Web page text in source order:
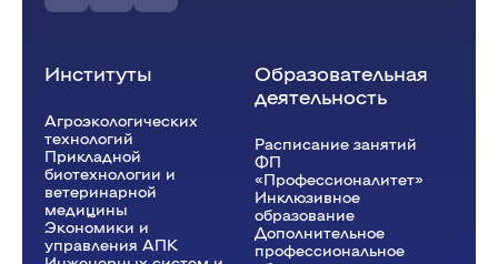
Институты
Агроэкологических
технологий
Прикладной
биотехнологии и
ветеринарной
медицины
Экономики и
управления АПК
Образовательная
деятельность
Расписание занятий
ФП
«Профессионалитет»
Инклюзивное
образование
Дополнительное
профессиональное